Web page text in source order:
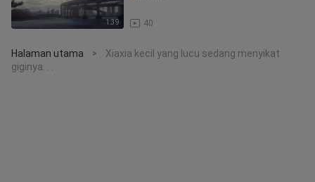
1:39 40
Halaman utama >
Xiaxia kecil yang lucu sedang menyikat
giginya. . .